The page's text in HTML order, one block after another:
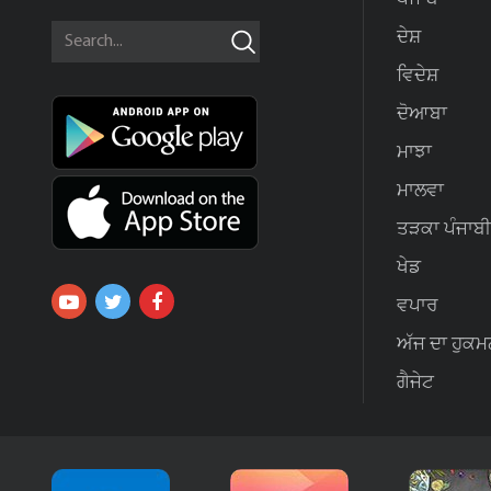
ਦੇਸ਼
ਵਿਦੇਸ਼
ਦੋਆਬਾ
ਮਾਝਾ
ਮਾਲਵਾ
ਤੜਕਾ ਪੰਜਾਬੀ
ਖੇਡ
ਵਪਾਰ
ਅੱਜ ਦਾ
ਗੈਜੇਟ